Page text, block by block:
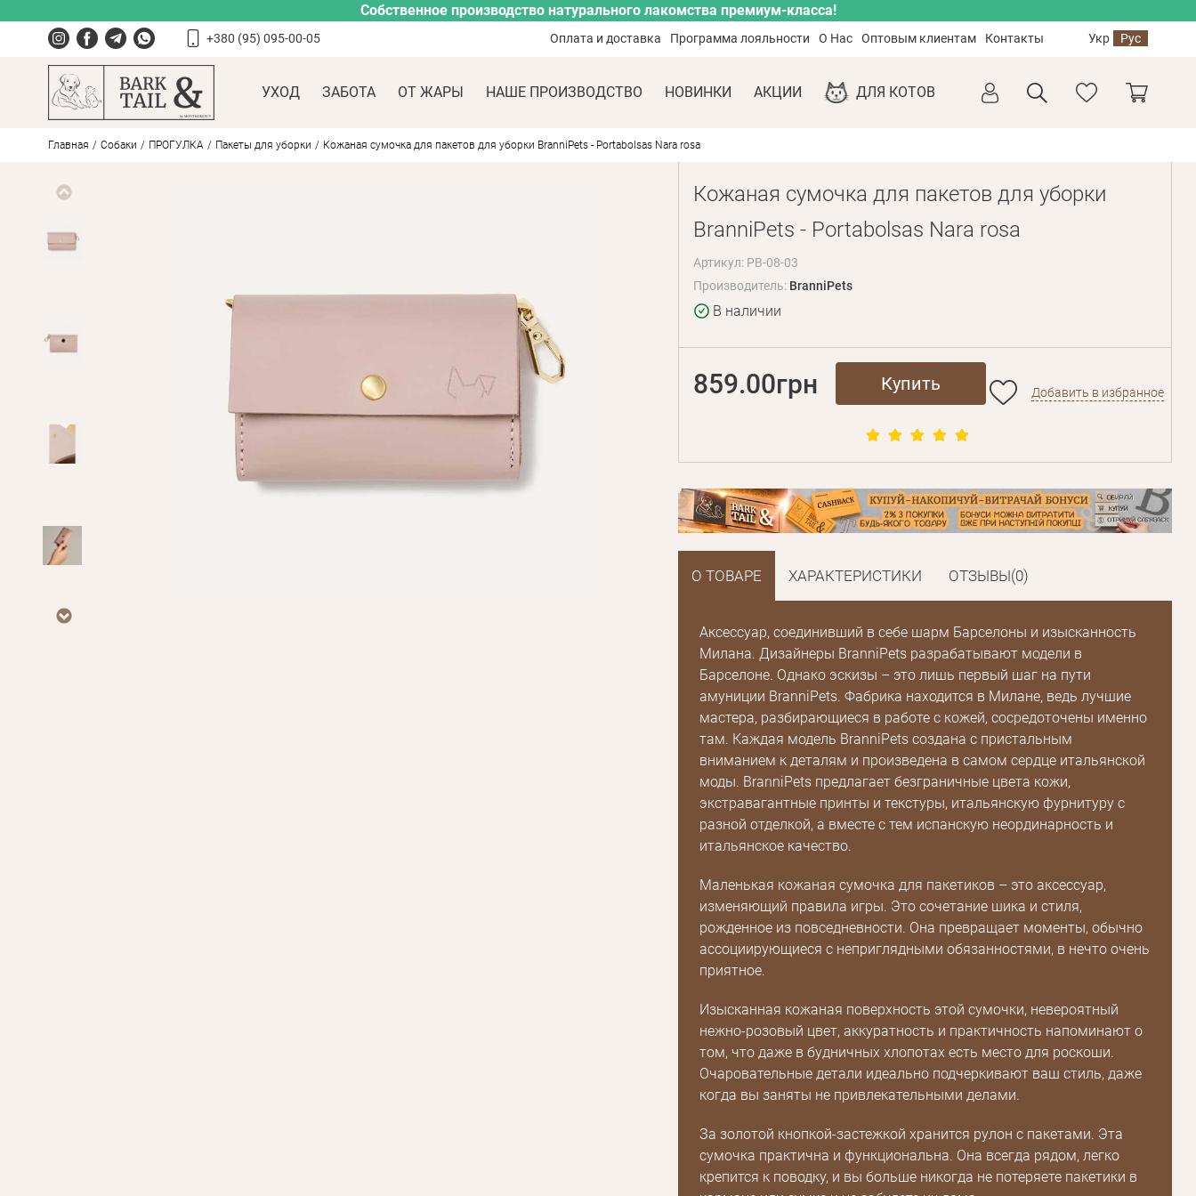
Собственное производство натурального лакомства премиум-класса!
+380 (95) 095-00-05 Оплата и доставка Программа лояльности О Нас Оптовым клиентам Контакты Укр Рус
УХОД ЗАБОТА ОТ ЖАРЫ НАШЕ ПРОИЗВОДСТВО НОВИНКИ АКЦИИ ДЛЯ КОТОВ
Главная Собаки ПРОГУЛКА Пакеты для уборки Кожаная сумочка для пакетов для уборки BranniPets - Portabolsas Nara rosa
Кожаная сумочка для пакетов для уборки
BranniPets - Portabolsas Nara rosa
Артикул: PB-08-03
Производитель: BranniPets
В наличии
859.00грн Купить Добавить в избранное
О ТОВАРЕ ХАРАКТЕРИСТИКИ ОТЗЫВЫ(0)
Аксессуар, соединивший в себе шарм Барселоны и изысканность
Милана. Дизайнеры BranniPets разрабатывают модели в
Барселоне. Однако эскизы – это лишь первый шаг на пути
амуниции BranniPets. Фабрика находится в Милане, ведь лучшие
мастера, разбирающиеся в работе с кожей, сосредоточены именно
там. Каждая модель BranniPets создана с пристальным
вниманием к деталям и произведена в самом сердце итальянской
моды. BranniPets предлагает безграничные цвета кожи,
экстравагантные принты и текстуры, итальянскую фурнитуру с
разной отделкой, а вместе с тем испанскую неординарность и
итальянское качество.
Маленькая кожаная сумочка для пакетиков – это аксессуар,
изменяющий правила игры. Это сочетание шика и стиля,
рожденное из повседневности. Она превращает моменты, обычно
ассоциирующиеся с неприглядными обязанностями, в нечто очень
приятное.
Изысканная кожаная поверхность этой сумочки, невероятный
нежно-розовый цвет, аккуратность и практичность напоминают о
том, что даже в будничных хлопотах есть место для роскоши.
Очаровательные детали идеально подчеркивают ваш стиль, даже
когда вы заняты не привлекательными делами.
За золотой кнопкой-застежкой хранится рулон с пакетами. Эта
сумочка практична и функциональна. Она всегда рядом, легко
крепится к поводку, и вы больше никогда не потеряете пакетики в